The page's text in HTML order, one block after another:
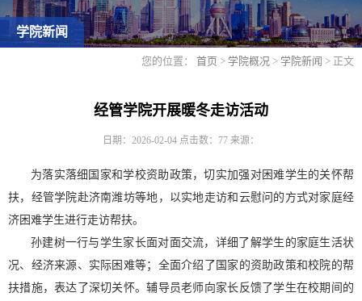
学院新闻
您的位置： 首页 > 学院概况 > 学院新闻 > 正文
经管学院开展暖冬走访活动
日期：2026-02-04 点击数： 77 来源：
为落实落细国家和学校资助政策，切实加强对困难学生的关怀帮
扶，经管学院赴济南潍坊等地，以实地走访和云慰问的方式对家庭经
济困难学生进行走访帮扶。
孙建树一行与学生家长面对面交流，详细了解学生的家庭生活状
况、经济来源、实际困难等；全面介绍了国家的资助政策和校院的帮
扶措施，表达了深切关怀。辅导员老师向家长反馈了学生在校期间的